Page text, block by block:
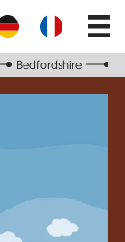
Main
Bedfordshire